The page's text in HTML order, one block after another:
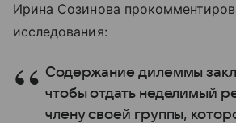
Ирина Созинова
исследования:
Содержание дилеммы
чтобы отдать неделимый
члену своей группы,